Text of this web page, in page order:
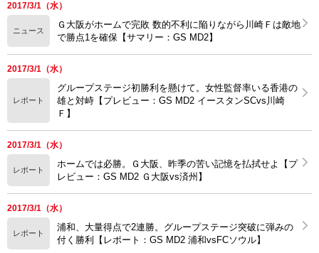
2017/3/1（水）
ニュース
Ｇ大阪がホームで完敗 数的不利に陥りながら川崎Ｆは敵地
で勝点1を確保【サマリー：GS MD2】
2017/3/1（水）
レポート
グループステージ初勝利を懸けて。女性監督率いる香港の
雄と対峙【プレビュー：GS MD2 イースタンSCvs川崎
Ｆ】
2017/3/1（水）
レポート
ホームでは必勝。Ｇ大阪、昨季の苦い記憶を払拭せよ【プ
レビュー：GS MD2 Ｇ大阪vs済州】
2017/3/1（水）
レポート
浦和、大量得点で2連勝。グループステージ突破に弾みの
付く勝利【レポート：GS MD2 浦和vsFCソウル】